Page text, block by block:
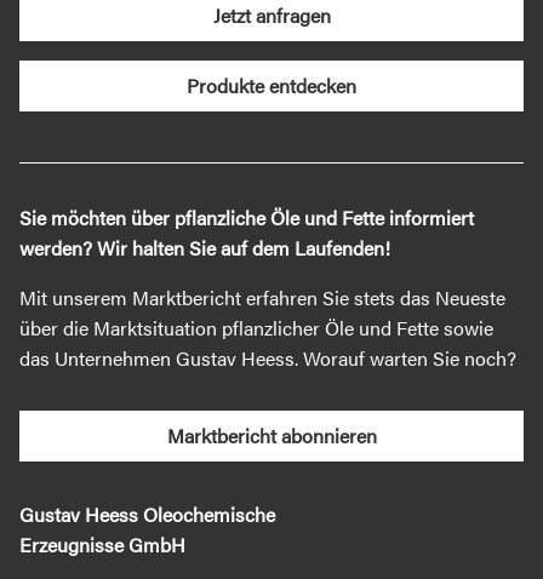
Jetzt anfragen
Produkte entdecken
Sie möchten über pflanzliche Öle und Fette informiert
werden? Wir halten Sie auf dem Laufenden!
Mit unserem Marktbericht erfahren Sie stets das Neueste
über die Marktsituation pflanzlicher Öle und Fette sowie
das Unternehmen Gustav Heess. Worauf warten Sie noch?
Marktbericht abonnieren
Gustav Heess Oleochemische
Erzeugnisse GmbH